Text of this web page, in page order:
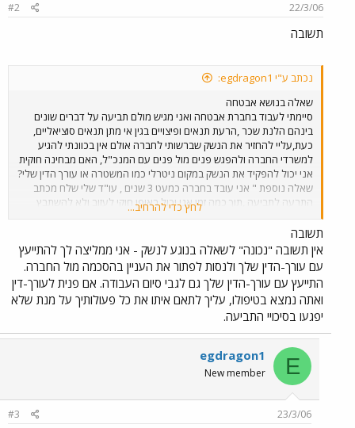
22/3/06
#2
תשובה
נכתב ע"י egdragon1:
שאלה בנושא אבטחה
סיימתי לעבוד בחברת אבטחה ואני מגיש מולם תביעה על דברים שונים
בינהם הלנת שכר ,הרעת תנאים ופיצויים בגין אי מתן תנאים סוציאליים,
כעת,עליי להחזיר את הנשק שברשותי לחברה אולם אין בכוונתי להגיע
למשרדי החברה ולהפגש פנים מול פנים עם המנכ"ל, האם מבחינה חוקית
אני יכול להפקיד את הנשק במקום ניטרלי כמו המשטרה או עורך הדין שלי?
שאלה נוספת " אני עובד בחברה כמעט 3 שנים , עו"ד שלי שלח מכתב
התרעה לתביעה ,תוך כמה זמן אני יכול באופן חוקי לעזוב ולא להשתבץ
לחץ כדי להרחיב...
תשובה
אין תשובה "נכונה" לשאלה בנוגע לנשק - אני ממליצה לך להתייעץ
עם עורך-הדין שלך ולנסות לפתור את העניין בהסכמה מול החברה.
התייעץ עם עורך-הדין שלך גם לגבי סיום העבודה. אם פנית לעורך-דין
ואתה נמצא בטיפולו, עליך לתאם איתו את כל פעולותיך על מנת שלא
יפגעו בסיכויי התביעה.
E
egdragon1
New member
23/3/06
#3